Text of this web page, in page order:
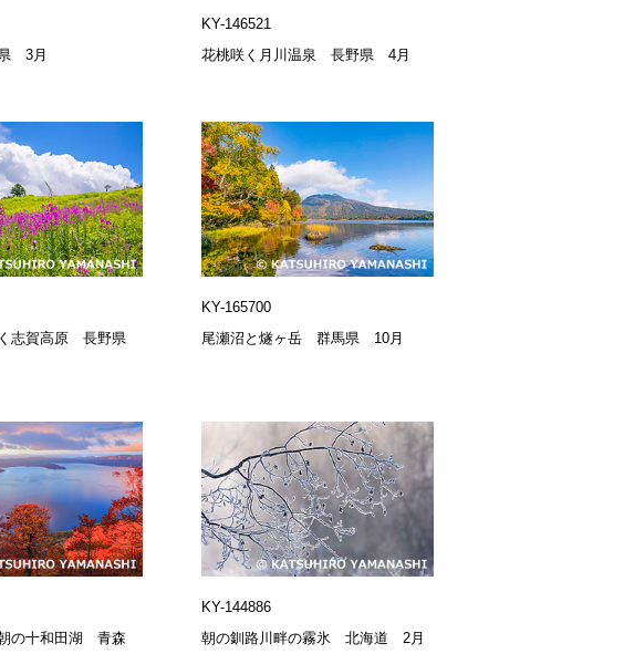
3月
KY-146521
花桃咲く月川温泉 長野県 4月
志賀高原 長野県
KY-165700
尾瀬沼と燧ヶ岳 群馬県 10月
の十和田湖 青森
KY-144886
朝の釧路川畔の霧氷 北海道 2月